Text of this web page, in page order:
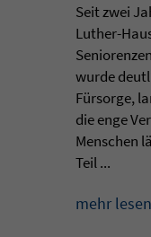
Seit zwei
Luther-
wurde
Fürsorge,
die enge
Menschen
Teil ...
mehr lesen